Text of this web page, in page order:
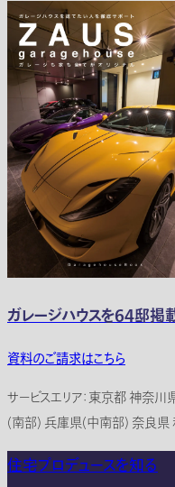
ガレージハウスを64邸掲
資料のご請求はこちら
サービスエリア：東京都 神奈
(南部) 兵庫県(中南部) 奈良
住宅プロデュースを知る